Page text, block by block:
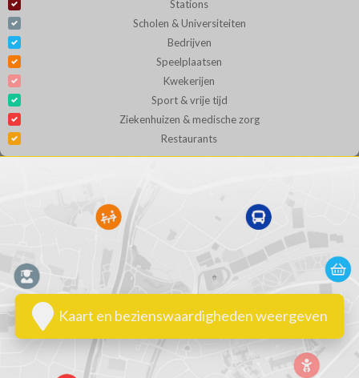
Stations
Scholen & Universiteiten
Bedrijven
Speelplaatsen
Kwekerijen
Sport & vrije tijd
Ziekenhuizen & medische zorg
Restaurants
Kaart en bezienswaardigheden weergeven